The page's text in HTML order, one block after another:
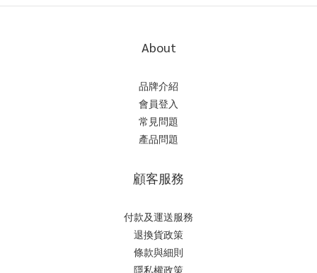
About
品牌介紹
會員登入
常見問題
產品問題
顧客服務
付款及運送服務
退換貨政策
條款與細則
隱私權政策